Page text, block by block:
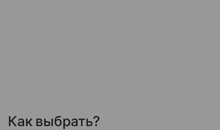
Как выбрать?